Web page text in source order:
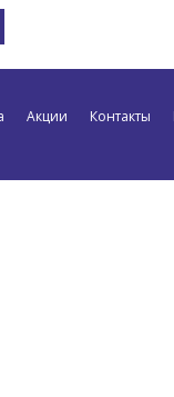
Акции Контакты